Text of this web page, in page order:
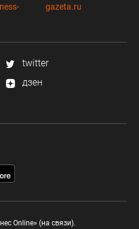
gazeta.ru
twitter
дзен
Online» (на связи).